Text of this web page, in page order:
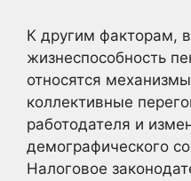
К другим факторам,
жизнеспособность
относятся
коллективные
работодателя и
демографического
Налоговое